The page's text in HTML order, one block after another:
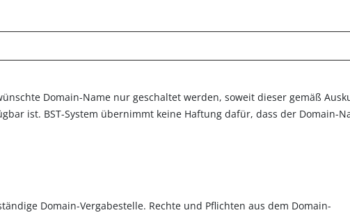
Domain-Name nur geschaltet werden, soweit dieser ge­mäß
ist. BST-System übernimmt keine Haftung dafür, dass der Domain-
Domain-Vergabestelle. Rechte und Pflichten aus dem Domain-